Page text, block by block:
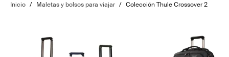
Inicio / Maletas y bolsos para viajar / Colección Thule Crossover 2